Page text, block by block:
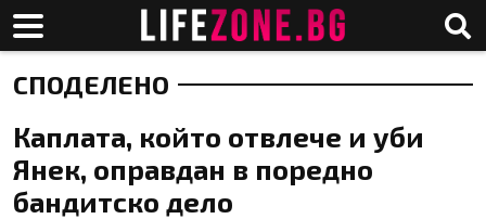
СПОДЕЛЕНО
Каплата, който отвлече и уби
Янек, оправдан в поредно
бандитско дело